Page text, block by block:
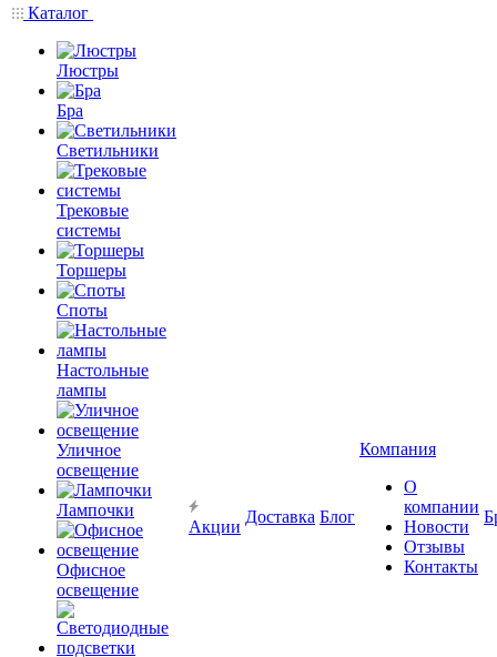
Каталог
Люстры
Бра
Светильники
Трековые
системы
Торшеры
Споты
Настольные
лампы
Уличное
освещение
Лампочки
Офисное
освещение
Акции
Доставка Блог
Компания
О
компании
Новости
Отзывы
Контакты